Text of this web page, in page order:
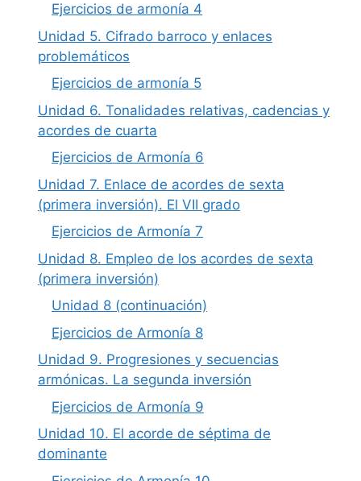
Ejercicios de armonía 4
Unidad 5. Cifrado barroco y enlaces
problemáticos
Ejercicios de armonía 5
Unidad 6. Tonalidades relativas, cadencias y
acordes de cuarta
Ejercicios de Armonía 6
Unidad 7. Enlace de acordes de sexta
(primera inversión). El VII grado
Ejercicios de Armonía 7
Unidad 8. Empleo de los acordes de sexta
(primera inversión)
Unidad 8 (continuación)
Ejercicios de Armonía 8
Unidad 9. Progresiones y secuencias
armónicas. La segunda inversión
Ejercicios de Armonía 9
Unidad 10. El acorde de séptima de
dominante